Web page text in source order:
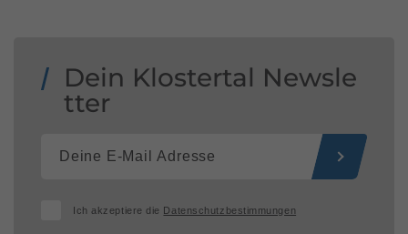
Dein Klostertal Newsle
tter
Ich akzeptiere die Datenschutzbestimmungen